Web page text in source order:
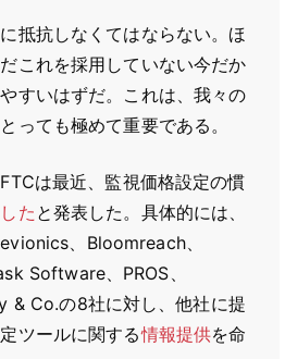
抵抗しなくてはならない。ほ
これを採用していない今だか
すいはずだ。これは、我々の
っても極めて重要である。
は最近、監視価格設定の慣
たと発表した。具体的には、
、Bloomreach、
Software、PROS、
& Co.の8社に対し、他社に提
ツールに関する情報提供を命